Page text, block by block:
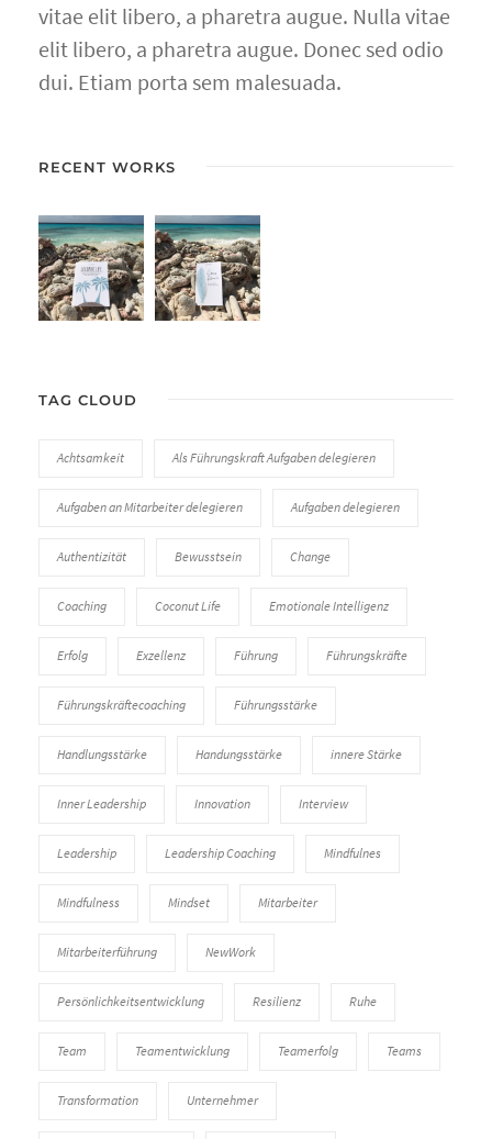
vitae elit libero, a pharetra augue. Nulla vitae
elit libero, a pharetra augue. Donec sed odio
dui. Etiam porta sem malesuada.
RECENT WORKS
TAG CLOUD
Achtsamkeit Als Führungskraft Aufgaben delegieren
Aufgaben an Mitarbeiter delegieren Aufgaben delegieren
Authentizität Bewusstsein Change
Coaching Coconut Life Emotionale Intelligenz
Erfolg Exzellenz Führung Führungskräfte
Führungskräftecoaching Führungsstärke
Handlungsstärke Handungsstärke innere Stärke
Inner Leadership Innovation Interview
Leadership Leadership Coaching Mindfulnes
Mindfulness Mindset Mitarbeiter
Mitarbeiterführung NewWork
Persönlichkeitsentwicklung Resilienz Ruhe
Team Teamentwicklung Teamerfolg Teams
Transformation Unternehmer